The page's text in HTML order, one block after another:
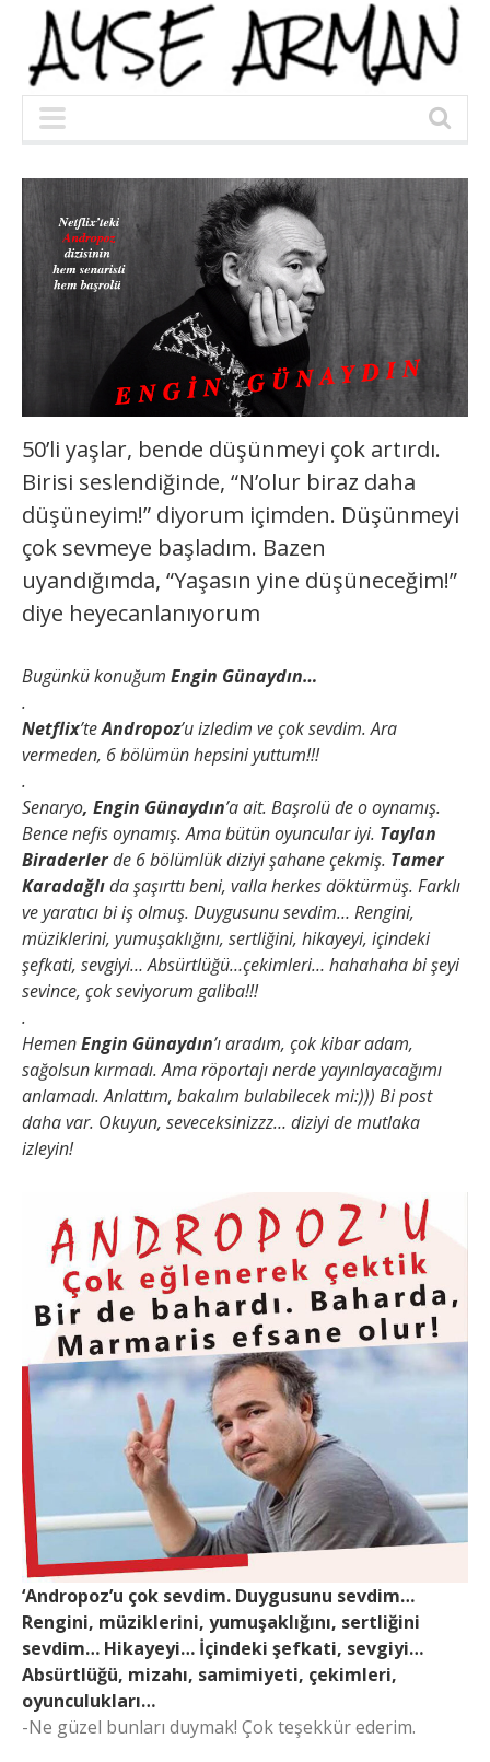
50’li yaşlar, bende düşünmeyi çok artırdı.
Birisi seslendiğinde, “N’olur biraz daha
düşüneyim!” diyorum içimden. Düşünmeyi
çok sevmeye başladım. Bazen
uyandığımda, “Yaşasın yine düşüneceğim!”
diye heyecanlanıyorum
Bugünkü konuğum Engin Günaydın…
.
Netflix’teAndropoz’u izledim ve çok sevdim. Ara
vermeden, 6 bölümün hepsini yuttum!!!
.
Senaryo, Engin Günaydın’a ait. Başrolü de o oynamış.
Bence nefis oynamış. Ama bütün oyuncular iyi. Taylan
Biraderlerde 6 bölümlük diziyi şahane çekmiş. Tamer
Karadağlıda şaşırttı beni, valla herkes döktürmüş. Farklı
ve yaratıcı bi iş olmuş. Duygusunu sevdim… Rengini,
müziklerini, yumuşaklığını, sertliğini, hikayeyi, içindeki
şefkati, sevgiyi… Absürtlüğü…çekimleri… hahahaha bi şeyi
sevince, çok seviyorum galiba!!!
.
HemenEngin Günaydın’ı aradım, çok kibar adam,
sağolsun kırmadı. Ama röportajı nerde yayınlayacağımı
anlamadı. Anlattım, bakalım bulabilecek mi:))) Bi post
daha var. Okuyun, seveceksinizzz… diziyi de mutlaka
izleyin!
‘Andropoz’u çok sevdim. Duygusunu sevdim…
Rengini, müziklerini, yumuşaklığını, sertliğini
sevdim… Hikayeyi… İçindeki şefkati, sevgiyi…
Absürtlüğü, mizahı, samimiyeti, çekimleri,
oyunculukları…
-Ne güzel bunları duymak! Çok teşekkür ederim.